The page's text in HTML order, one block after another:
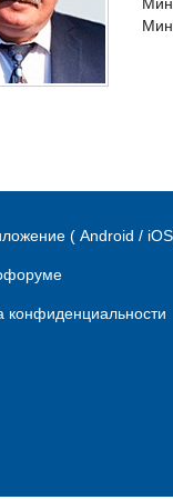
( Android /
конфиденциальности